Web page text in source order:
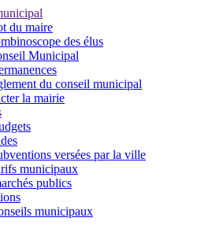
du maire
des élus
Municipal
du conseil municipal
la mairie
versées par la ville
municipaux
publics
municipaux